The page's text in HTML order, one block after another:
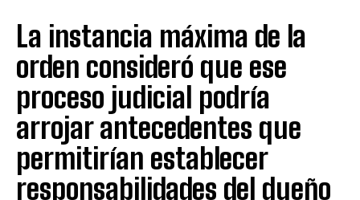
La instancia máxima de la
orden consideró que ese
proceso judicial podría
arrojar antecedentes que
permitirían establecer
responsabilidades del dueño